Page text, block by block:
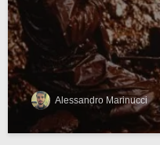
Alessandro Marinucci